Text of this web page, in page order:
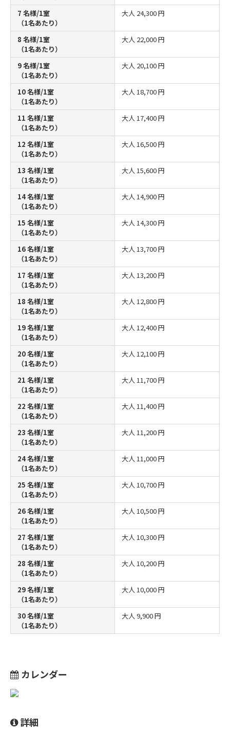
7 名様/1室
（1名あたり）
大人 24,300 円
8 名様/1室
（1名あたり）
大人 22,000 円
9 名様/1室
（1名あたり）
大人 20,100 円
10 名様/1室
（1名あたり）
大人 18,700 円
11 名様/1室
（1名あたり）
大人 17,400 円
12 名様/1室
（1名あたり）
大人 16,500 円
13 名様/1室
（1名あたり）
大人 15,600 円
14 名様/1室
（1名あたり）
大人 14,900 円
15 名様/1室
（1名あたり）
大人 14,300 円
16 名様/1室
（1名あたり）
大人 13,700 円
17 名様/1室
（1名あたり）
大人 13,200 円
18 名様/1室
（1名あたり）
大人 12,800 円
19 名様/1室
（1名あたり）
大人 12,400 円
20 名様/1室
（1名あたり）
大人 12,100 円
21 名様/1室
（1名あたり）
大人 11,700 円
22 名様/1室
（1名あたり）
大人 11,400 円
23 名様/1室
（1名あたり）
大人 11,200 円
24 名様/1室
（1名あたり）
大人 11,000 円
25 名様/1室
（1名あたり）
大人 10,700 円
26 名様/1室
（1名あたり）
大人 10,500 円
27 名様/1室
（1名あたり）
大人 10,300 円
28 名様/1室
（1名あたり）
大人 10,200 円
29 名様/1室
（1名あたり）
大人 10,000 円
30 名様/1室
（1名あたり）
大人 9,900 円
カレンダー
詳細